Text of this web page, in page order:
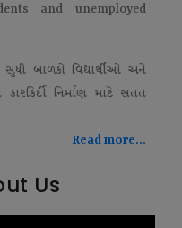
and unemployed
બાળકો વિદ્યાર્થીઓ અને
નિર્માણ માટે સતત
Read more...
Us